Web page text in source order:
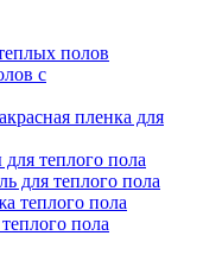
полов
с
пленка для
теплого пола
для теплого пола
теплого пола
пола